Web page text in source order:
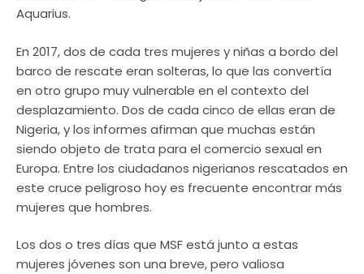
Aquarius.
En 2017, dos de cada tres mujeres y niñas a bordo del
barco de rescate eran solteras, lo que las convertía
en otro grupo muy vulnerable en el contexto del
desplazamiento. Dos de cada cinco de ellas eran de
Nigeria, y los informes afirman que muchas están
siendo objeto de trata para el comercio sexual en
Europa. Entre los ciudadanos nigerianos rescatados en
este cruce peligroso hoy es frecuente encontrar más
mujeres que hombres.
Los dos o tres días que MSF está junto a estas
mujeres jóvenes son una breve, pero valiosa